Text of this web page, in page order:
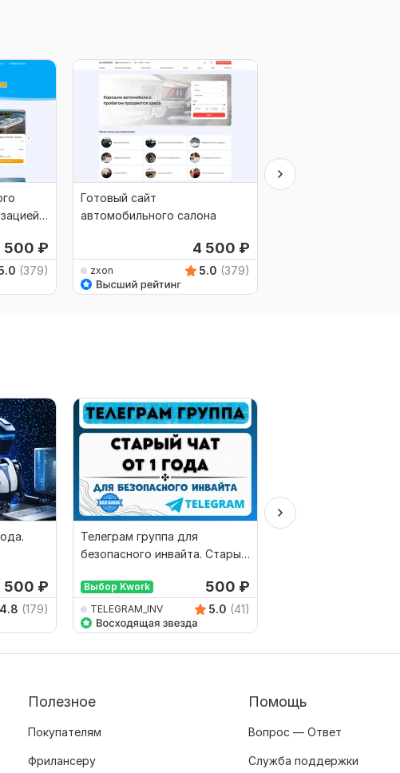
500 ₽
(379)
Готовый сайт
автомобильного салона
4 500 ₽
zxon 5.0 (379)
500 ₽
4.8 (179)
Телеграм группа для
безопасного инвайта. Старый
Выбор Kwork 500 ₽
TELEGRAM_INV 5.0 (41)
Полезное
Покупателям
Фрилансеру
Помощь
Вопрос — Ответ
Служба поддержки